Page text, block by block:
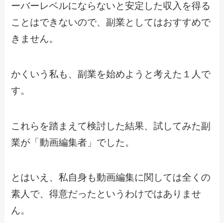
ーバーレベルにならないと安定した収入を得る
ことはできないので、副業としてはおすすめで
きません。
かくいう私も、副業を始めようと考えた１人で
す。
これらを踏まえて検討した結果、試してみた副
業が「動画編集者」でした。
とはいえ、私自身も動画編集に関しては全くの
素人で、得意だったというわけではありませ
ん。